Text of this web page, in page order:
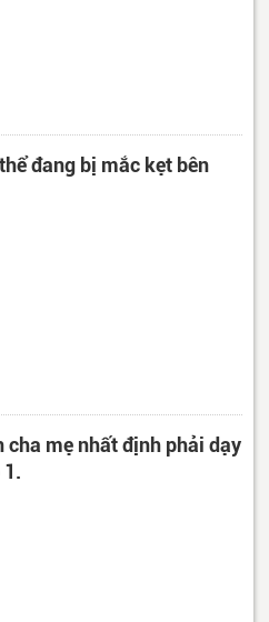
đang bị mắc kẹt bên
cha mẹ nhất định phải dạy